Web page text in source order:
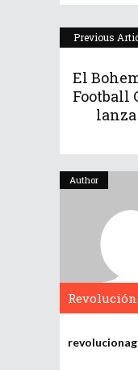
Previous
El
Football
lanza
Author